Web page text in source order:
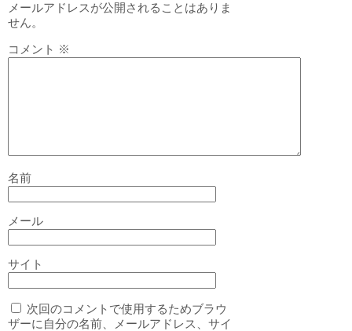
メールアドレスが公開されることはありま
せん。
コメント ※
名前
メール
サイト
次回のコメントで使用するためブラウ
ザーに自分の名前、メールアドレス、サイ